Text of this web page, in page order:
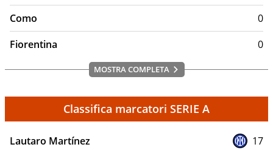
Como
0
Fiorentina
0
MOSTRA COMPLETA
Classifica marcatori SERIE A
Lautaro Martínez 17